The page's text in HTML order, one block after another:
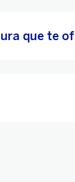
que te